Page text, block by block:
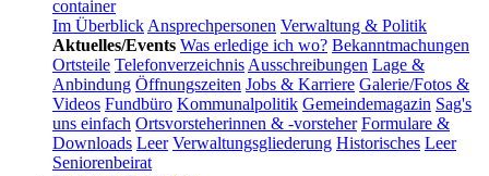
container
Im Überblick Ansprechpersonen Verwaltung & Politik
Aktuelles/Events Was erledige ich wo? Bekanntmachungen
Ortsteile Telefonverzeichnis Ausschreibungen Lage &
Anbindung Öffnungszeiten Jobs & Karriere Galerie/Fotos &
Videos Fundbüro Kommunalpolitik Gemeindemagazin Sag's
uns einfach Ortsvorsteherinnen & -vorsteher Formulare &
Downloads Leer Verwaltungsgliederung Historisches Leer
Seniorenbeirat